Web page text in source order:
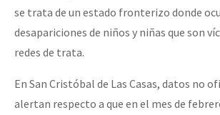
se trata de un estado fronterizo donde
desapariciones de niños y niñas que son
redes de trata.
En San Cristóbal de Las Casas, datos no
alertan respecto a que en el mes de